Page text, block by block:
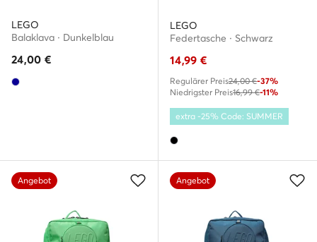
LEGO
Balaklava · Dunkelblau
24,00 €
LEGO
Federtasche · Schwarz
14,99 €
Regulärer Preis24,00 €-37%
Niedrigster Preis16,99 €-11%
extra -25% Code: SUMMER
Angebot Angebot